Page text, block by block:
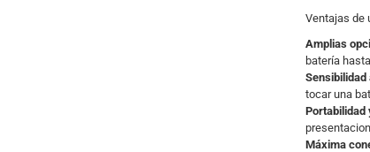
Ventajas de
Amplias
batería
Sensibilidad
tocar una
Portabilidad
Máxima